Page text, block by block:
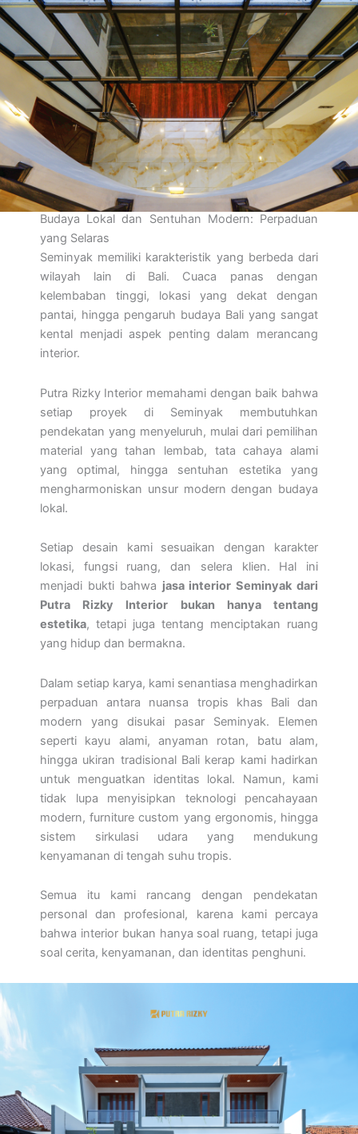
Budaya Lokal dan Sentuhan Modern: Perpaduan
yang Selaras
Seminyak memiliki karakteristik yang berbeda dari
wilayah lain di Bali. Cuaca panas dengan
kelembaban tinggi, lokasi yang dekat dengan
pantai, hingga pengaruh budaya Bali yang sangat
kental menjadi aspek penting dalam merancang
interior.
Putra Rizky Interior memahami dengan baik bahwa
setiap proyek di Seminyak membutuhkan
pendekatan yang menyeluruh, mulai dari pemilihan
material yang tahan lembab, tata cahaya alami
yang optimal, hingga sentuhan estetika yang
mengharmoniskan unsur modern dengan budaya
lokal.
Setiap desain kami sesuaikan dengan karakter
lokasi, fungsi ruang, dan selera klien. Hal ini
menjadi bukti bahwa jasa interior Seminyak dari
Putra Rizky Interior bukan hanya tentang
estetika, tetapi juga tentang menciptakan ruang
yang hidup dan bermakna.
Dalam setiap karya, kami senantiasa menghadirkan
perpaduan antara nuansa tropis khas Bali dan
modern yang disukai pasar Seminyak. Elemen
seperti kayu alami, anyaman rotan, batu alam,
hingga ukiran tradisional Bali kerap kami hadirkan
untuk menguatkan identitas lokal. Namun, kami
tidak lupa menyisipkan teknologi pencahayaan
modern, furniture custom yang ergonomis, hingga
sistem sirkulasi udara yang mendukung
kenyamanan di tengah suhu tropis.
Semua itu kami rancang dengan pendekatan
personal dan profesional, karena kami percaya
bahwa interior bukan hanya soal ruang, tetapi juga
soal cerita, kenyamanan, dan identitas penghuni.